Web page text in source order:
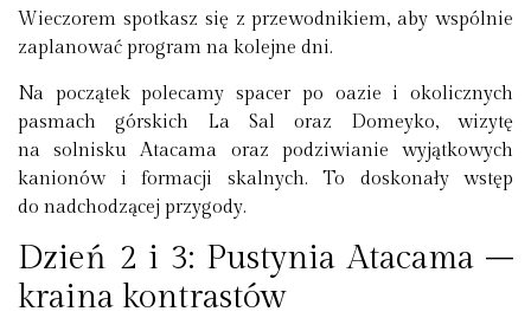
Wieczorem spotkasz się z przewodnikiem, aby wspólnie
zaplanować program na kolejne dni.
Na początek polecamy spacer po oazie i okolicznych
pasmach górskich La Sal oraz Domeyko, wizytę
na solnisku Atacama oraz podziwianie wyjątkowych
kanionów i formacji skalnych. To doskonały wstęp
do nadchodzącej przygody.
Dzień 2 i 3: Pustynia Atacama –
kraina kontrastów